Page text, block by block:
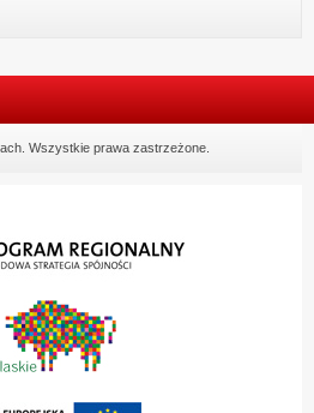
Wszystkie prawa zastrzeżone.